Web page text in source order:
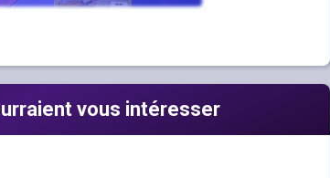
vous intéresser